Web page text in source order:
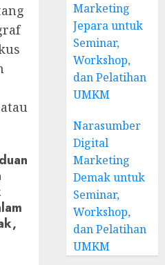
Marketing
Jepara untuk
Seminar,
Workshop,
dan Pelatihan
UMKM
Narasumber
Digital
Marketing
Demak untuk
Seminar,
Workshop,
dan Pelatihan
UMKM